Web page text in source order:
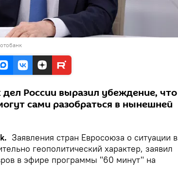
России выразил убеждение, что
сами разобраться в нынешней
Заявления стран Евросоюза о ситуации в
геополитический характер, заявил
в эфире программы "60 минут" на